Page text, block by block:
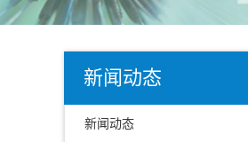
新闻动态
新闻动态